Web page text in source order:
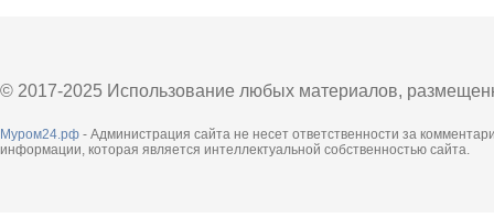
© 2017-2025 Использование любых материалов,
Муром24.рф - Администрация сайта не несет ответственности за
информации, которая является интеллектуальной собственностью сайта.